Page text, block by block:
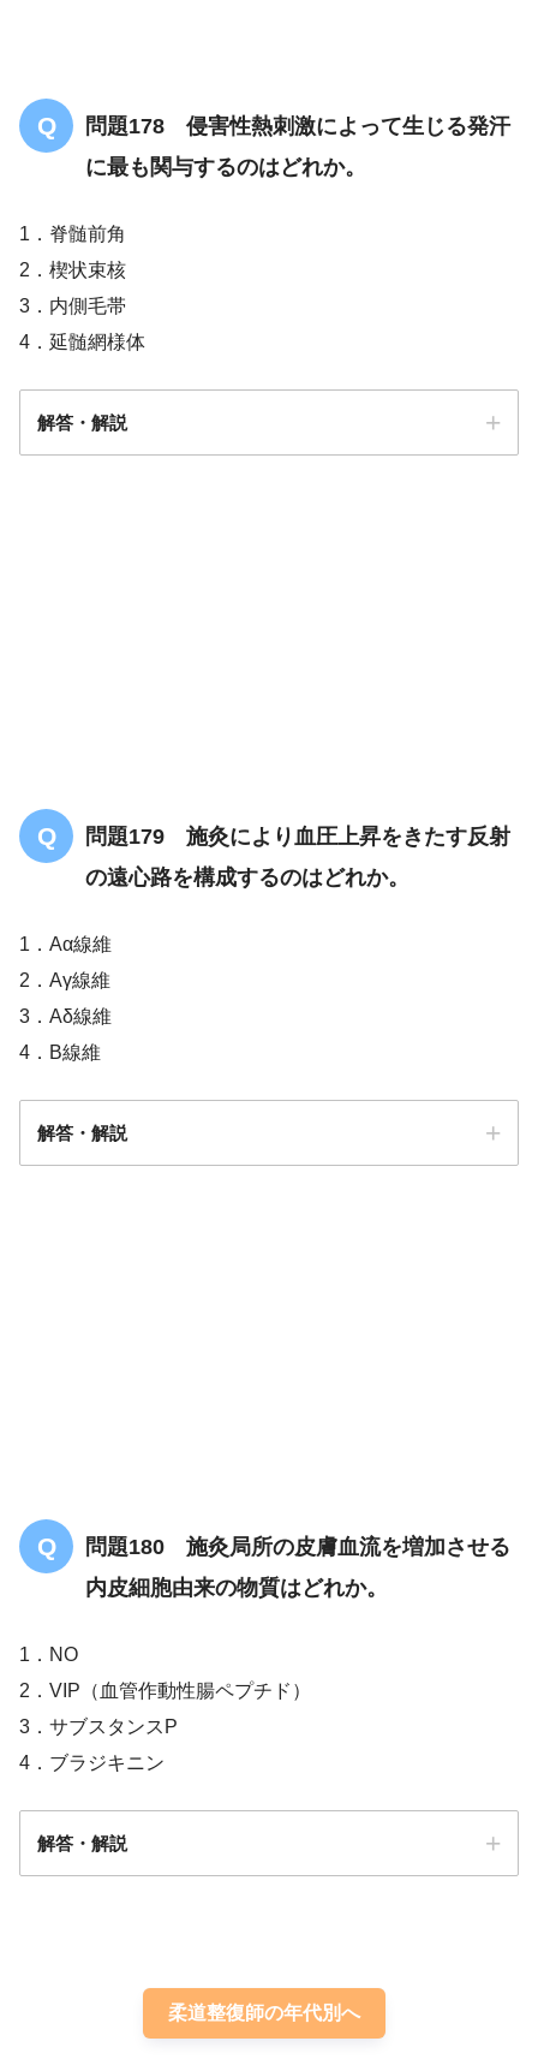
問題178 侵害性熱刺激によって生じる発汗
に最も関与するのはどれか。
1．脊髄前角
2．楔状束核
3．内側毛帯
4．延髄網様体
解答・解説
問題179 施灸により血圧上昇をきたす反射
の遠心路を構成するのはどれか。
1．Aα線維
2．Aγ線維
3．Aδ線維
4．B線維
解答・解説
問題180 施灸局所の皮膚血流を増加させる
内皮細胞由来の物質はどれか。
1．NO
2．VIP（血管作動性腸ペプチド）
3．サブスタンスP
4．ブラジキニン
解答・解説
柔道整復師の年代別へ